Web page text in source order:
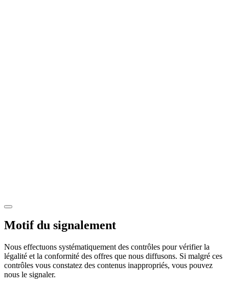
Motif du signalement
Nous effectuons systématiquement des contrôles pour vérifier la
légalité et la conformité des offres que nous diffusons. Si malgré ces
contrôles vous constatez des contenus inappropriés, vous pouvez
nous le signaler.